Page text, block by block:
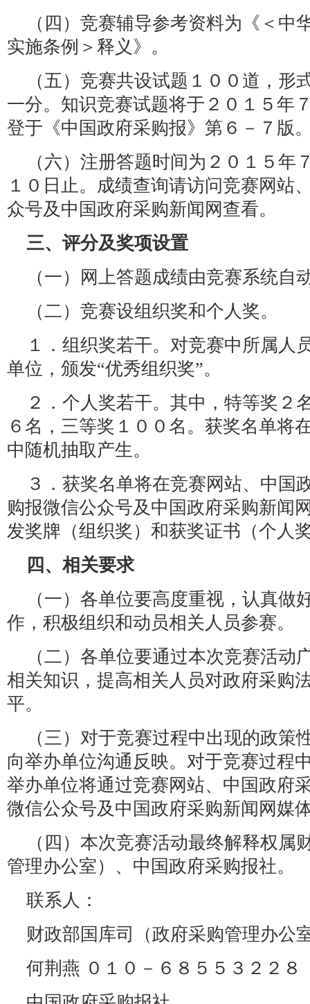
（四）竞赛辅导参考资料为《＜中
实施条例＞释义》。
（五）竞赛共设试题１００道，形
一分。知识竞赛试题将于２０１５年
登于《中国政府采购报》第６－７版
（六）注册答题时间为２０１５年
１０日止。成绩查询请访问竞赛网站
众号及中国政府采购新闻网查看。
三、评分及奖项设置
（一）网上答题成绩由竞赛系统自
（二）竞赛设组织奖和个人奖。
１．组织奖若干。对竞赛中所属人
单位，颁发“优秀组织奖”。
２．个人奖若干。其中，特等奖２
６名，三等奖１００名。获奖名单将
中随机抽取产生。
３．获奖名单将在竞赛网站、中国
购报微信公众号及中国政府采购新闻
发奖牌（组织奖）和获奖证书（个人
四、相关要求
（一）各单位要高度重视，认真做
作，积极组织和动员相关人员参赛。
（二）各单位要通过本次竞赛活动
相关知识，提高相关人员对政府采购
平。
（三）对于竞赛过程中出现的政策
向举办单位沟通反映。对于竞赛过程
举办单位将通过竞赛网站、中国政府
微信公众号及中国政府采购新闻网媒
（四）本次竞赛活动最终解释权属
管理办公室）、中国政府采购报社。
联系人：
财政部国库司（政府采购管理办公
何荆燕 ０１０－６８５５３２２８